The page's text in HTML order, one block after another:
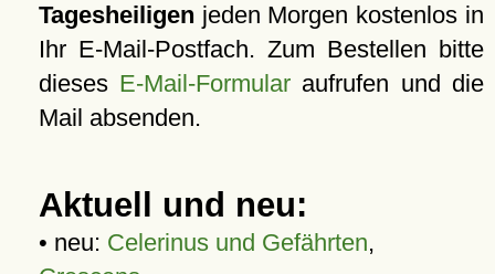
Tagesheiligen jeden Morgen kostenlos in
Ihr E-Mail-Postfach. Zum Bestellen bitte
dieses E-Mail-Formular aufrufen und die
Mail absenden.
Aktuell und neu:
• neu: Celerinus und Gefährten,